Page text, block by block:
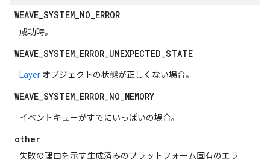
WEAVE_SYSTEM_NO_ERROR
成功時。
WEAVE_SYSTEM_ERROR_UNEXPECTED_STATE
Layer オブジェクトの状態が正しくない場合。
WEAVE_SYSTEM_ERROR_NO_MEMORY
イベントキューがすでにいっぱいの場合。
other
失敗の理由を示す生成済みのプラットフォーム固有のエラ